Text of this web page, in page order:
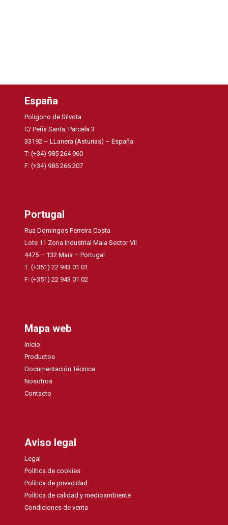
España
Poligono de Silvota
C/ Peña Santa, Parcela 3
33192 – LLanera (Asturias) – España
T: (+34) 985 264 960
F: (+34) 985 266 207
Portugal
Rua Domingos Ferreira Costa
Lote 11 Zona Industrial Maia Sector VII
4475 – 132 Maia – Portugal
T: (+351) 22 943 01 01
F: (+351) 22 943 01 02
Mapa web
Inicio
Productos
Documentación Técnica
Nosotros
Contacto
Aviso legal
Legal
Política de cookies
Política de privacidad
Política de calidad y medioambiente
Condiciones de venta